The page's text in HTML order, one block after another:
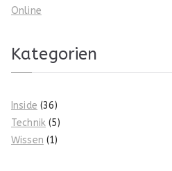
Online
Kategorien
Inside (36)
Technik (5)
Wissen (1)